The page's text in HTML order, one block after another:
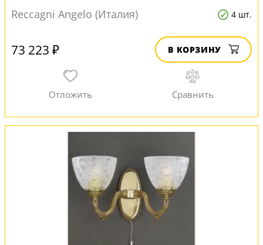
Reccagni Angelo (Италия) 4 шт.
73 223 ₽ В КОРЗИНУ